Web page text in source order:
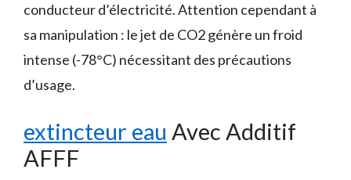
conducteur d’électricité. Attention cependant à
sa manipulation : le jet de CO2 génère un froid
intense (-78°C) nécessitant des précautions
d’usage.
extincteur eau Avec Additif
AFFF